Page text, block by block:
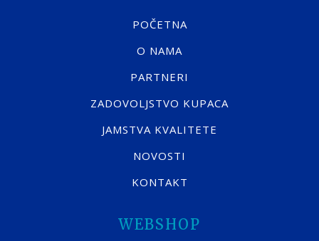
POČETNA
O NAMA
PARTNERI
ZADOVOLJSTVO KUPACA
JAMSTVA KVALITETE
NOVOSTI
KONTAKT
WEBSHOP